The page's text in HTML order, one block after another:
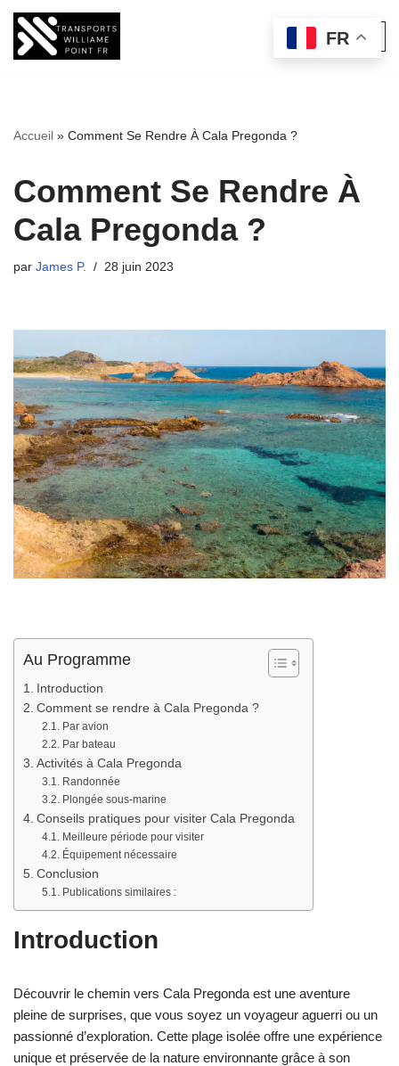
Aller
Accueil » Comment Se Rendre À Cala Pregonda ?
Comment Se Rendre À
Cala Pregonda ?
par James P. 28 juin 2023
Au Programme
Introduction
Comment se rendre à Cala Pregonda ?
Par avion
Par bateau
Activités à Cala Pregonda
Randonnée
Plongée sous-marine
Conseils pratiques pour visiter Cala Pregonda
Meilleure période pour visiter
Équipement nécessaire
Conclusion
Publications similaires :
Introduction
Découvrir le chemin vers Cala Pregonda est une aventure
pleine de surprises, que vous soyez un voyageur aguerri ou un
passionné d’exploration. Cette plage isolée offre une expérience
unique et préservée de la nature environnante grâce à son
FR